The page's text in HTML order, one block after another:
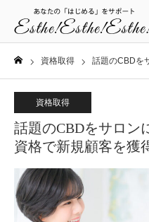
資格取得 話題のCBDをサロ
資格取得
話題のCBDをサロン
資格で新規顧客を獲